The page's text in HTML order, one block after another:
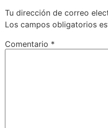
Tu dirección de correo
Los campos obligatorios
Comentario *